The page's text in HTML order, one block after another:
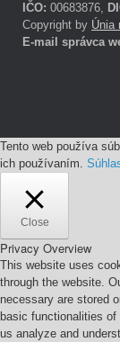
IČO: 00683876,
Copyright by Únia
E-mail správca
Tento web používa
ich používaním.
Close
Privacy Overview
This website uses
through the website.
necessary are stored
basic functionalities
us analyze and